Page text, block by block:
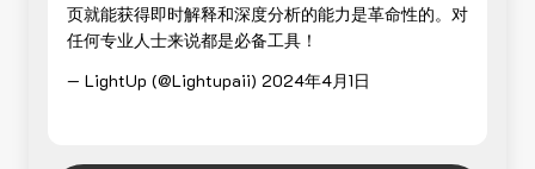
页就能获得即时解释和深度分析的能力是革命性的。对
任何专业人士来说都是必备工具！
— LightUp (@Lightupaii) 2024年4月1日